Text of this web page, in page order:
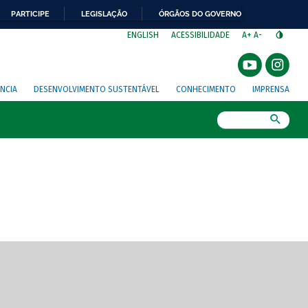
PARTICIPE LEGISLAÇÃO ÓRGÃOS DO GOVERNO
ENGLISH ACESSIBILIDADE A+ A-
DESENVOLVIMENTO SUSTENTÁVEL CONHECIMENTO IMPRENSA
de tela